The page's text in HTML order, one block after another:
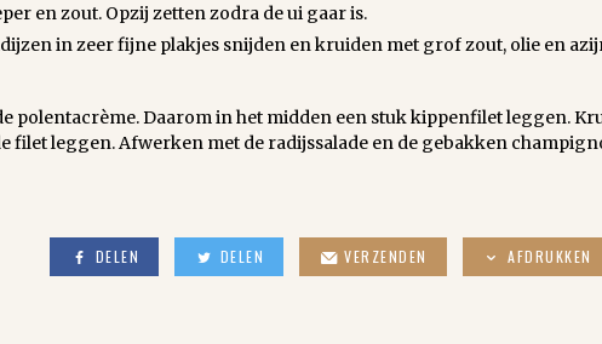
en zout. Opzij zetten zodra de ui gaar is.
in zeer fijne plakjes snijden en kruiden met grof zout, olie en
polentacrème. Daarom in het midden een stuk kippenfilet leggen.
filet leggen. Afwerken met de radijssalade en de gebakken
DELEN DELEN VERZENDEN AFDRUKKEN